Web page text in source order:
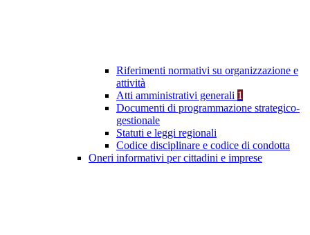
Riferimenti normativi su organizzazione e
attività
Atti amministrativi generali 1
Documenti di programmazione strategico-
gestionale
Statuti e leggi regionali
Codice disciplinare e codice di condotta
Oneri informativi per cittadini e imprese